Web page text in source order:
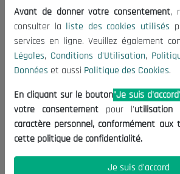
Conditions d'Utilisation
Politique de Protection des Données
Politique des Cookies
Nous Contacter
(+213) 021 98 01 00|01|02
contact@cnese.dz
Suggestions ou Initiatives ?
Newsletter
dernières nouvelles.
Avant de donner votre consentement,
consulter la liste des cookies utilisés
services en ligne. Veuillez également
Légales, Conditions d'Utilisation,
Données et aussi Politique des Cookies.
En cliquant sur le bouton"Je suis
votre consentement pour l'
caractère personnel, conformément aux
cette politique de confidentialité.
Je suis d'accord